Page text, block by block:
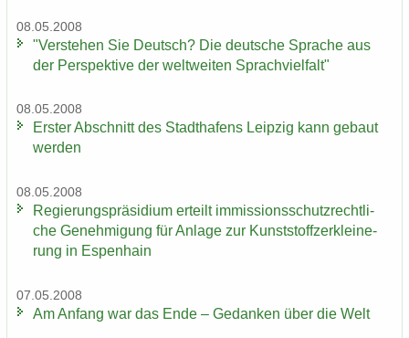
08.05.2008
"Ver­ste­hen Sie Deutsch? Die deut­sche Spra­che aus
der Per­spek­ti­ve der welt­wei­ten Sprach­viel­falt"
08.05.2008
Ers­ter Ab­schnitt des Stadt­ha­fens Leip­zig kann ge­baut
wer­den
08.05.2008
Re­gie­rungs­prä­si­di­um er­teilt im­mis­si­ons­schutz­recht­li­
che Ge­neh­mi­gung für An­la­ge zur Kunst­stoff­zer­klei­ne­
rung in Es­pen­hain
07.05.2008
Am An­fang war das Ende – Ge­dan­ken über die Welt